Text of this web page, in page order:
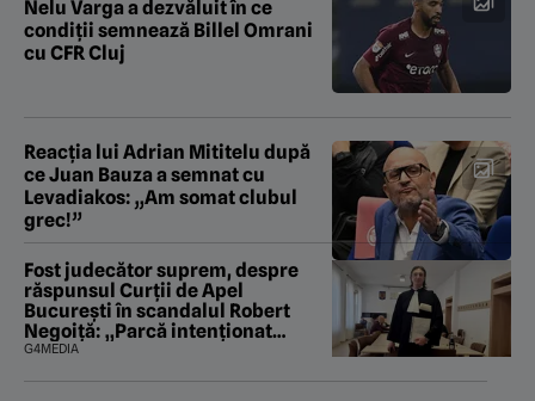
Nelu Varga a dezvăluit în ce
condiții semnează Billel Omrani
cu CFR Cluj
Reacția lui Adrian Mititelu după
ce Juan Bauza a semnat cu
Levadiakos: „Am somat clubul
grec!”
Fost judecător suprem, despre
răspunsul Curții de Apel
București în scandalul Robert
Negoiță: „Parcă intenționat
urmăresc să saboteze și ultima
G4MEDIA